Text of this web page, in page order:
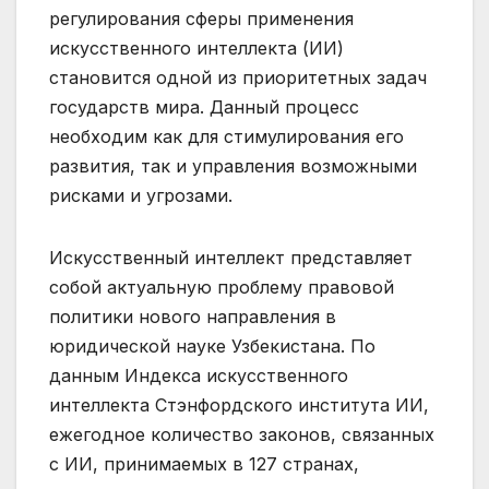
регулирования сферы применения
искусственного интеллекта (ИИ)
становится одной из приоритетных задач
государств мира. Данный процесс
необходим как для стимулирования его
развития, так и управления возможными
рисками и угрозами.
Искусственный интеллект представляет
собой актуальную проблему правовой
политики нового направления в
юридической науке Узбекистана. По
данным Индекса искусственного
интеллекта Стэнфордского института ИИ,
ежегодное количество законов, связанных
с ИИ, принимаемых в 127 странах,